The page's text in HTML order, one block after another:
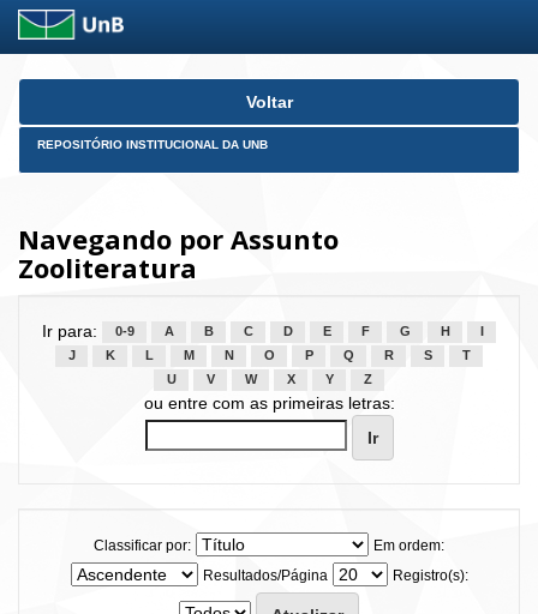
Skip
Voltar
REPOSITÓRIO INSTITUCIONAL DA UNB
Navegando por Assunto
Zooliteratura
Ir para: 0-9 A B C D E F G H
J
K L M N O P Q R S
T
U
V W X Y Z
ou entre com as primeiras letras:
Classificar por:
Em ordem:
Resultados/Página
Registro(s):